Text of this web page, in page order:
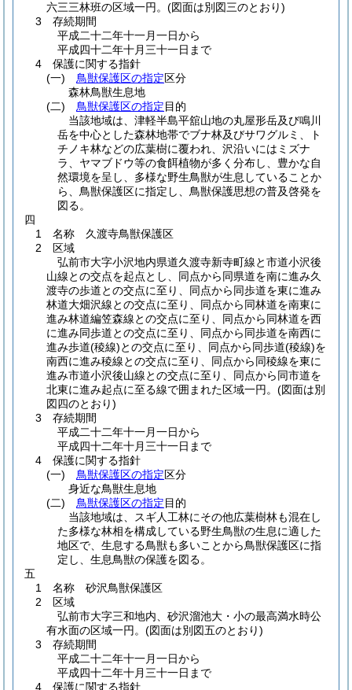
六三三林班の区域一円。 (図面は別図三のとおり)
3 存続期間
平成二十二年十一月一日から
平成四十二年十月三十一日まで
4 保護に関する指針
(一)
鳥獣保護区の指定区分
森林鳥獣生息地
(二)
鳥獣保護区の指定目的
当該地域は、津軽半島平舘山地の丸屋形岳及び鳴川
岳を中心とした森林地帯でブナ林及びサワグルミ、ト
チノキ林などの広葉樹に覆われ、沢沿いにはミズナ
ラ、ヤマブドウ等の食餌植物が多く分布し、豊かな自
然環境を呈し、多様な野生鳥獣が生息していることか
ら、鳥獣保護区に指定し、鳥獣保護思想の普及啓発を
図る。
四
1 名称 久渡寺鳥獣保護区
2 区域
弘前市大字小沢地内県道久渡寺新寺町線と市道小沢後
山線との交点を起点とし、同点から同県道を南に進み久
渡寺の歩道との交点に至り、同点から同歩道を東に進み
林道大畑沢線との交点に至り、同点から同林道を南東に
進み林道編笠森線との交点に至り、同点から同林道を西
に進み同歩道との交点に至り、同点から同歩道を南西に
進み歩道(稜線)との交点に至り、同点から同歩道(稜線)を
南西に進み稜線との交点に至り、同点から同稜線を東に
進み市道小沢後山線との交点に至り、同点から同市道を
北東に進み起点に至る線で囲まれた区域一円。 (図面は別
図四のとおり)
3 存続期間
平成二十二年十一月一日から
平成四十二年十月三十一日まで
4 保護に関する指針
(一)
鳥獣保護区の指定区分
身近な鳥獣生息地
(二)
鳥獣保護区の指定目的
当該地域は、スギ人工林にその他広葉樹林も混在し
た多様な林相を構成している野生鳥獣の生息に適した
地区で、生息する鳥獣も多いことから鳥獣保護区に指
定し、生息鳥獣の保護を図る。
五
1 名称 砂沢鳥獣保護区
2 区域
弘前市大字三和地内、砂沢溜池大・小の最高満水時公
有水面の区域一円。 (図面は別図五のとおり)
3 存続期間
平成二十二年十一月一日から
平成四十二年十月三十一日まで
4 保護に関する指針